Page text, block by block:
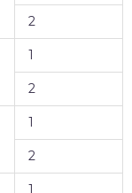
2
1
2
1
2
1